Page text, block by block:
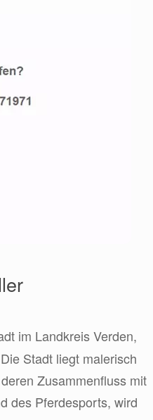
im Landkreis Verden,
Stadt liegt malerisch
Zusammenfluss mit
des Pferdesports, wird